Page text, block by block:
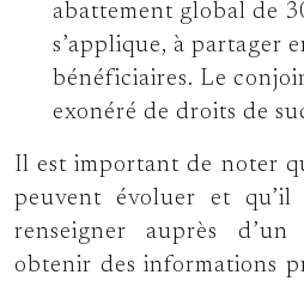
abattement global de
s’applique, à partager
bénéficiaires. Le
exonéré de droits de
Il est important de noter
peuvent évoluer et qu’il
renseigner auprès d’un
obtenir des informations